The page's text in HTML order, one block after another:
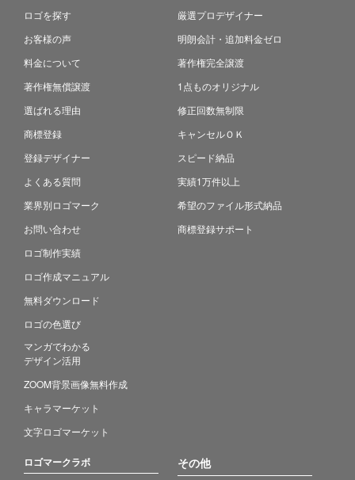
ロゴを探す
お客様の声
料金について
著作権無償譲渡
選ばれる理由
商標登録
登録デザイナー
よくある質問
業界別ロゴマーク
お問い合わせ
ロゴ制作実績
ロゴ作成マニュアル
無料ダウンロード
ロゴの色選び
マンガでわかる
デザイン活用
ZOOM背景画像無料作成
キャラマーケット
文字ロゴマーケット
厳選プロデザイナー
明朗会計・追加料金ゼロ
著作権完全譲渡
1点ものオリジナル
修正回数無制限
キャンセルＯＫ
スピード納品
実績1万件以上
希望のファイル形式納品
商標登録サポート
ロゴマークラボ その他